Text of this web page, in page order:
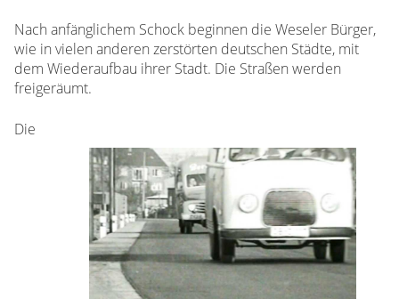
Nach anfänglichem Schock beginnen die Weseler Bürger,
wie in vielen anderen zerstörten deutschen Städte, mit
dem Wiederaufbau ihrer Stadt. Die Straßen werden
freigeräumt.
Die